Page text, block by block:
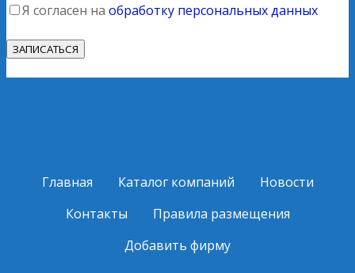
Я согласен на обработку персональных данных
Главная Каталог компаний
Новости
Контакты
Правила размещения
Добавить фирму